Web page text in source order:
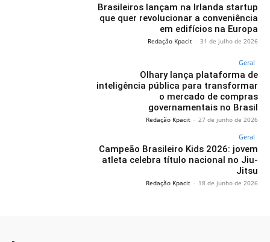
Brasileiros lançam na Irlanda startup
que quer revolucionar a conveniência
em edifícios na Europa
Redação Kpacit - 31 de julho de 2026
Geral
Olhary lança plataforma de
inteligência pública para transformar
o mercado de compras
governamentais no Brasil
Redação Kpacit - 27 de junho de 2026
Geral
Campeão Brasileiro Kids 2026: jovem
atleta celebra título nacional no Jiu-
Jitsu
Redação Kpacit - 18 de junho de 2026